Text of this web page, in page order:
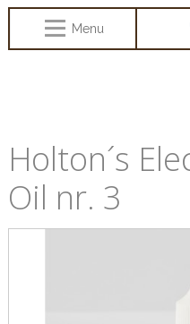
Menu
Holton´s
Oil nr. 3